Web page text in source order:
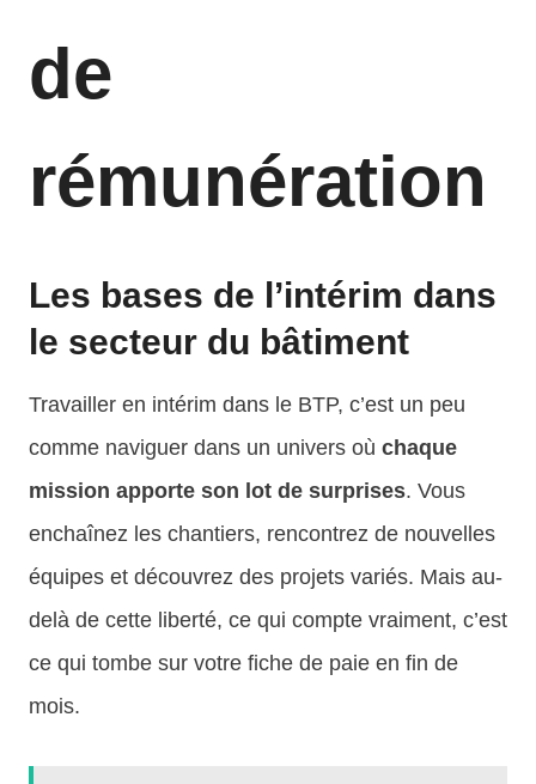
de
rémunération
Les bases de l’intérim dans
le secteur du bâtiment
Travailler en intérim dans le BTP, c’est un peu
comme naviguer dans un univers où chaque
mission apporte son lot de surprises. Vous
enchaînez les chantiers, rencontrez de nouvelles
équipes et découvrez des projets variés. Mais au-
delà de cette liberté, ce qui compte vraiment, c’est
ce qui tombe sur votre fiche de paie en fin de
mois.